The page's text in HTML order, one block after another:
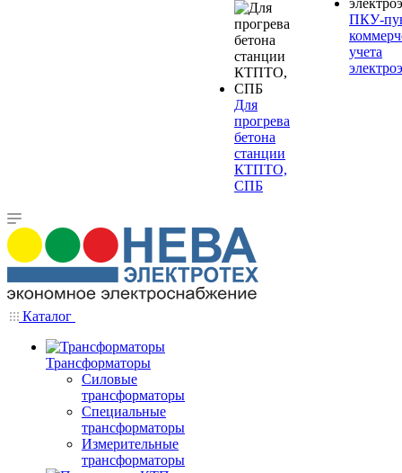
Для
прогрева
бетона
станции
КТПТО,
СПБ
ПКУ-
учета
Каталог
Трансформаторы
Силовые
трансформаторы
Специальные
трансформаторы
Измерительные
трансформаторы